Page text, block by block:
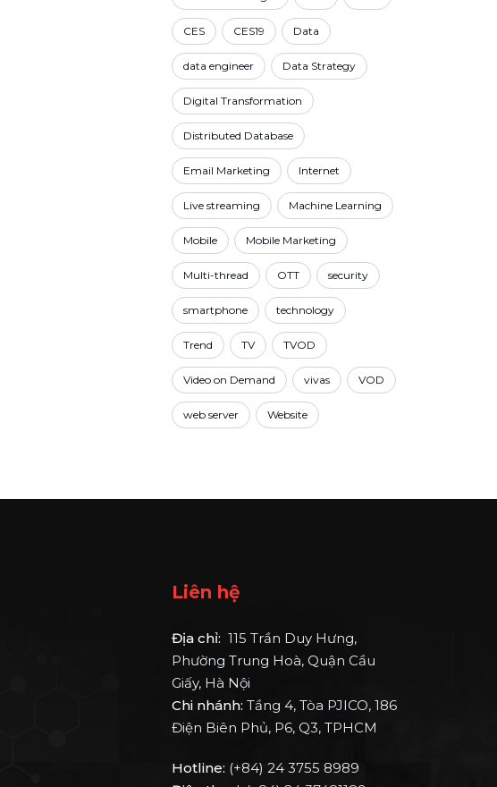
CES CES19 Data
data engineer Data Strategy
Digital Transformation
Distributed Database
Email Marketing Internet
Live streaming Machine Learning
Mobile Mobile Marketing
Multi-thread OTT security
smartphone technology
Trend TV TVOD
Video on Demand vivas VOD
web server Website
Liên hệ
Địa chỉ: 115 Trần Duy Hưng,
Phường Trung Hoà, Quận Cầu
Giấy, Hà Nội
Chi nhánh: Tầng 4, Tòa PJICO, 186
Điện Biên Phủ, P6, Q3, TPHCM
Hotline: (+84) 24 3755 8989